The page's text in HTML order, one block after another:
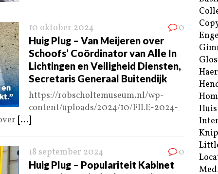
10 oktober 2024 0
Huig Plug – Van Meijeren over
Schoofs’ Coördinator van Alle In
Lichtingen en Veiligheid Diensten,
Secretaris Generaal Buitendijk
https://robscholtemuseum.nl/wp-
content/uploads/2024/10/FILE-2024-
[...]
18 september 2024 0
Huig Plug – Populariteit Kabinet